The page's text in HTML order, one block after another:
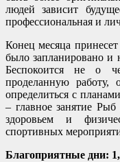
людей зависит
профессиональная и
Конец месяца
было запланировано и
Беспокоится не о
проделанную
определиться с
– главное занятие
здоровьем и
спортивных
Благоприятные дни: 1,